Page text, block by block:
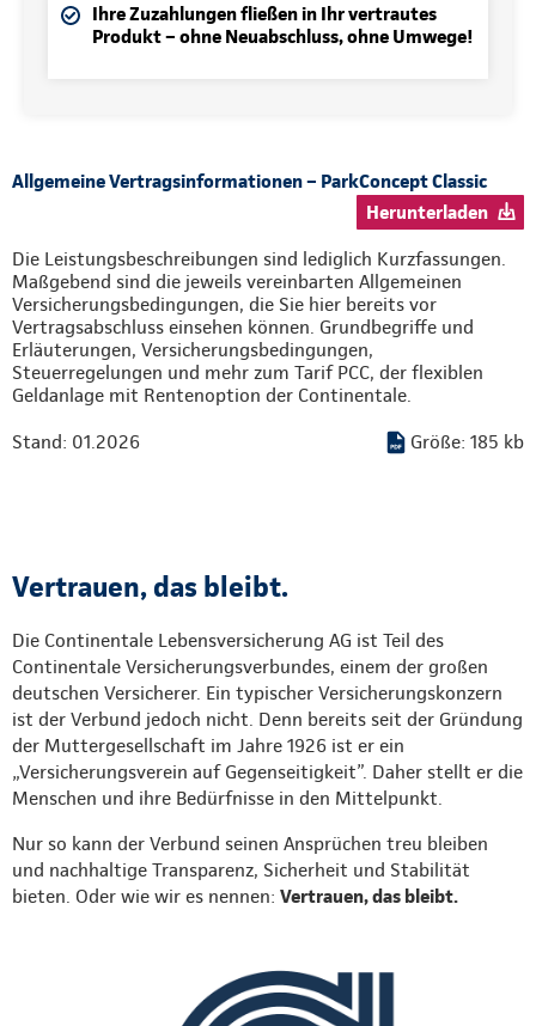
Ihre Zuzahlungen fließen in Ihr vertrautes
Produkt – ohne Neuabschluss, ohne Umwege!
Allgemeine Vertragsinformationen – ParkConcept Classic
Herunterladen
Die Leistungsbeschreibungen sind lediglich Kurzfassungen.
Maßgebend sind die jeweils vereinbarten Allgemeinen
Versicherungsbedingungen, die Sie hier bereits vor
Vertragsabschluss einsehen können. Grundbegriffe und
Erläuterungen, Versicherungsbedingungen,
Steuerregelungen und mehr zum Tarif PCC, der flexiblen
Geldanlage mit Rentenoption der Continentale.
Stand: 01.2026 Größe: 185 kb
Vertrauen, das bleibt.
Die Continentale Lebensversicherung AG ist Teil des
Continentale Versicherungsverbundes, einem der großen
deutschen Versicherer. Ein typischer Versicherungskonzern
ist der Verbund jedoch nicht. Denn bereits seit der Gründung
der Muttergesellschaft im Jahre 1926 ist er ein
„Versicherungsverein auf Gegenseitigkeit”. Daher stellt er die
Menschen und ihre Bedürfnisse in den Mittelpunkt.
Nur so kann der Verbund seinen Ansprüchen treu bleiben
und nachhaltige Transparenz, Sicherheit und Stabilität
bieten. Oder wie wir es nennen: Vertrauen, das bleibt.